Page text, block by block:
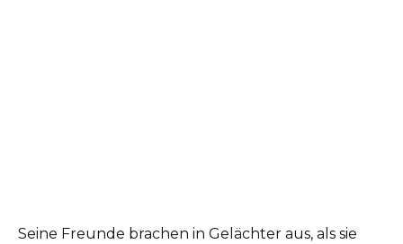
Seine Freunde brachen in Gelächter aus, als sie